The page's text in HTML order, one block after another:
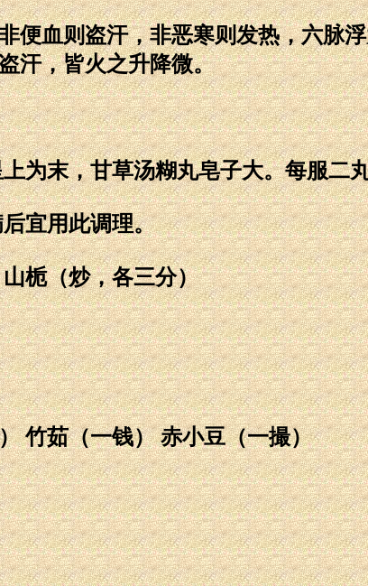
血则盗汗，非恶寒则发热，六脉浮
汗，皆火之升降微。
末，甘草汤糊丸皂子大。每服二
宜用此调理。
栀（炒，各三分）
竹茹（一钱） 赤小豆（一撮）